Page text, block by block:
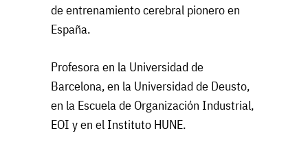
de entrenamiento cerebral pionero en
España.
Profesora en la Universidad de
Barcelona, en la Universidad de Deusto,
en la Escuela de Organización Industrial,
EOI y en el Instituto HUNE.